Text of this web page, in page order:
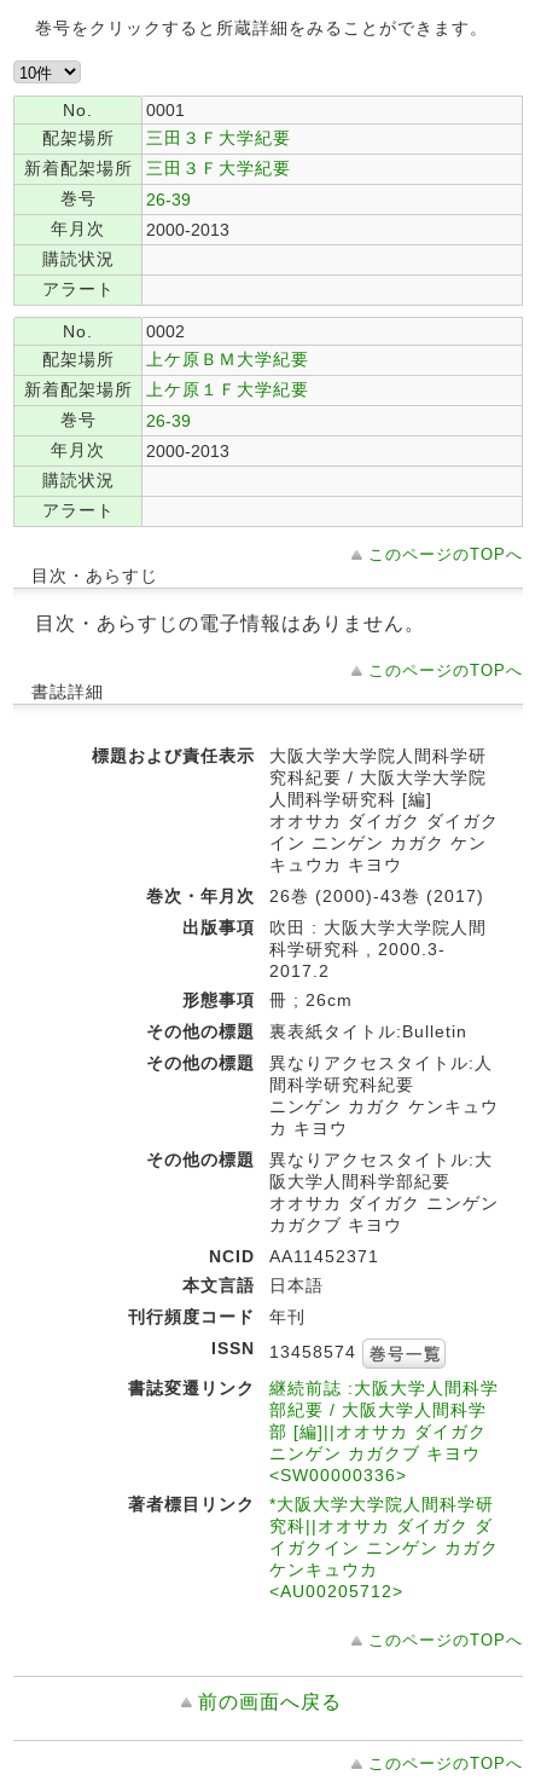
巻号をクリックすると所蔵詳細をみることができます。
No.
0001
配架場所
三田３Ｆ大学紀要
新着配架場所
三田３Ｆ大学紀要
巻号
26-39
年月次
2000-2013
購読状況
アラート
No.
0002
配架場所
上ケ原ＢＭ大学紀要
新着配架場所
上ケ原１Ｆ大学紀要
巻号
26-39
年月次
2000-2013
購読状況
アラート
このページのTOPへ
目次・あらすじ
目次・あらすじの電子情報はありません。
このページのTOPへ
書誌詳細
標題および責任表示
大阪大学大学院人間科学研
究科紀要 / 大阪大学大学院
人間科学研究科 [編]
オオサカ ダイガク ダイガク
イン ニンゲン カガク ケン
キュウカ キヨウ
巻次・年月次
26巻 (2000)-43巻 (2017)
出版事項
吹田 : 大阪大学大学院人間
科学研究科 , 2000.3-
2017.2
形態事項
冊 ; 26cm
その他の標題
裏表紙タイトル:Bulletin
その他の標題
異なりアクセスタイトル:人
間科学研究科紀要
ニンゲン カガク ケンキュウ
カ キヨウ
その他の標題
異なりアクセスタイトル:大
阪大学人間科学部紀要
オオサカ ダイガク ニンゲン
カガクブ キヨウ
NCID
AA11452371
本文言語
日本語
刊行頻度コード
年刊
ISSN
13458574
書誌変遷リンク
継続前誌 :大阪大学人間科学
部紀要 / 大阪大学人間科学
部 [編]||オオサカ ダイガク
ニンゲン カガクブ キヨウ
<SW00000336>
著者標目リンク
*大阪大学大学院人間科学研
究科||オオサカ ダイガク ダ
イガクイン ニンゲン カガク
ケンキュウカ
<AU00205712>
このページのTOPへ
前の画面へ戻る
このページのTOPへ